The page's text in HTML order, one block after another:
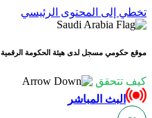
تخطي إلى المحتوى الرئيسي
موقع حكومي مسجل لدى هيئة الحكومة الرقمية
كيف تتحقق
البث المباشر